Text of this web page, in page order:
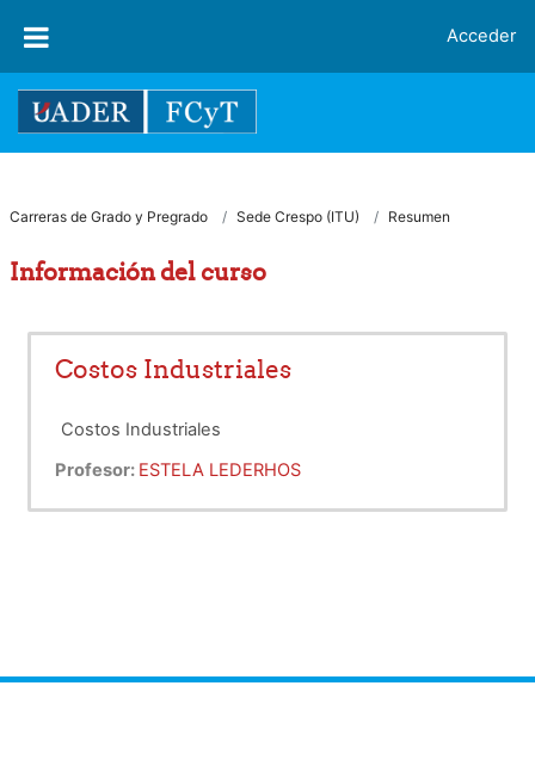
Acceder
Carreras de Grado y Pregrado Sede Crespo (ITU) Resumen
Información del curso
Costos Industriales
Costos Industriales
Profesor: ESTELA LEDERHOS